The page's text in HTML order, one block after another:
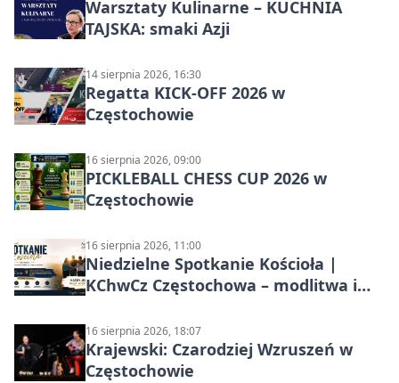
Warsztaty Kulinarne – KUCHNIA
TAJSKA: smaki Azji
14 sierpnia 2026, 16:30
Regatta KICK-OFF 2026 w
Częstochowie
16 sierpnia 2026, 09:00
PICKLEBALL CHESS CUP 2026 w
Częstochowie
16 sierpnia 2026, 11:00
Niedzielne Spotkanie Kościoła |
KChwCz Częstochowa – modlitwa i
16 sierpnia 2026, 18:07
Krajewski: Czarodziej Wzruszeń w
Częstochowie